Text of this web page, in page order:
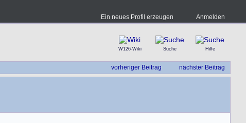
Ein neues Profil erzeugen Anmelden
W126-Wiki Suche Hilfe
vorheriger Beitrag nächster Beitrag